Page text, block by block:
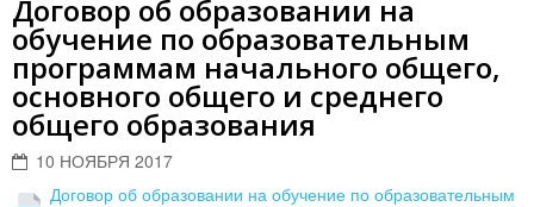
Договор об образовании на
обучение по образовательным
программам начального общего,
основного общего и среднего
общего образования
10 НОЯБРЯ 2017
Договор об образовании на обучение по образовательным